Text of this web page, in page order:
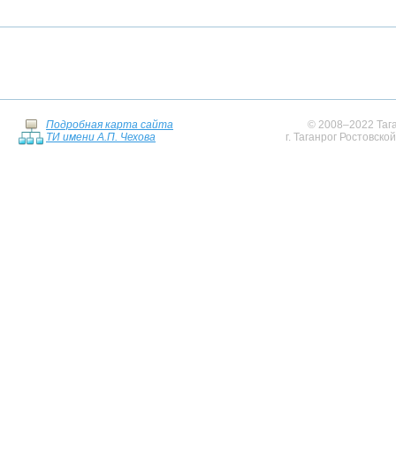
Подробная карта сайта
ТИ имени А.П. Чехова
© 2008–2022
г. Таганрог